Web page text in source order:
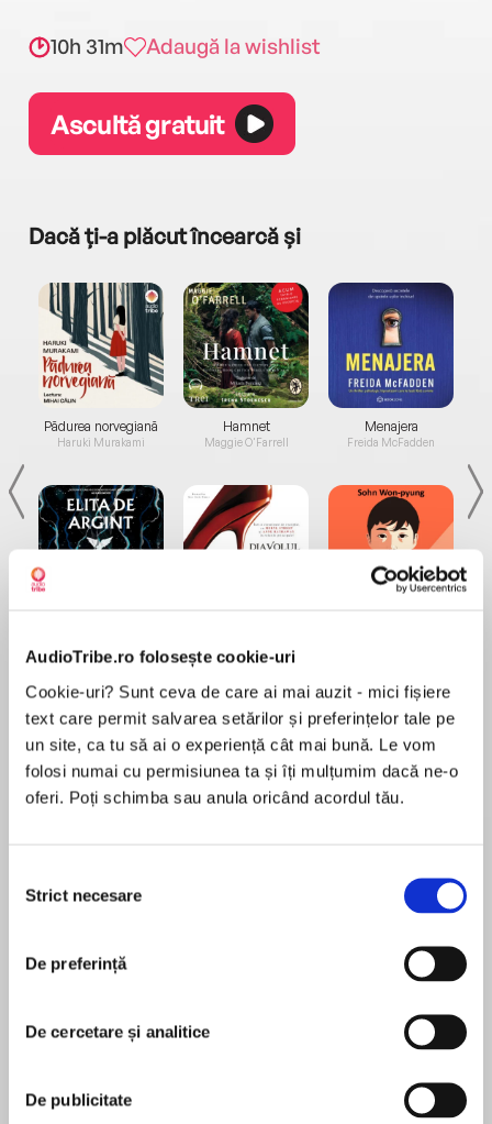
AudioTribe.ro folosește cookie-uri
Cookie-uri? Sunt ceva de care ai mai auzit - mici fișiere
text care permit salvarea setărilor și preferințelor tale pe
un site, ca tu să ai o experiență cât mai bună. Le vom
folosi numai cu permisiunea ta și îți mulțumim dacă ne-o
oferi. Poți schimba sau anula oricând acordul tău.
consimțământului
Strict necesare
De preferință
De cercetare și analitice
De publicitate
10h 31m Adaugă la wishlist
Ascultă gratuit
Dacă ți-a plăcut încearcă și
Pădurea norvegiană
Haruki Murakami
Hamnet
Maggie O'Farrell
Menajera
Freida McFadden
Desprecarte
“Feist has a natural talent for keeping the reader
New York Times bestselling master fantasist
Midkemia and its capital, Krondor, in At the
enthralling DemonWar Saga of magic, war, and
peril. An author the Science Fiction Chronicle
best writers of fantasy adventure practicing
În acest moment nu există recenzii
Raymond E. Feist